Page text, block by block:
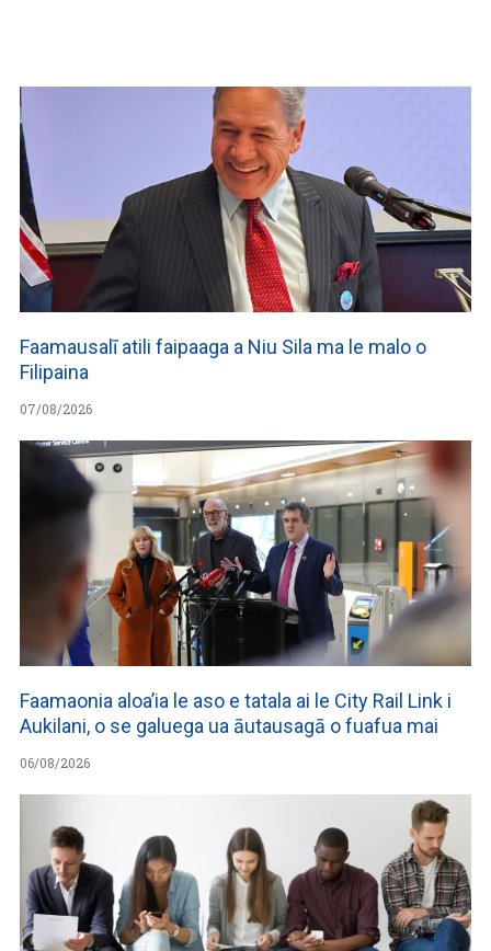
Faamausalī atili faipaaga a Niu Sila ma le malo o
Filipaina
07/08/2026
Faamaonia aloa’ia le aso e tatala ai le City Rail Link i
Aukilani, o se galuega ua āutausagā o fuafua mai
06/08/2026